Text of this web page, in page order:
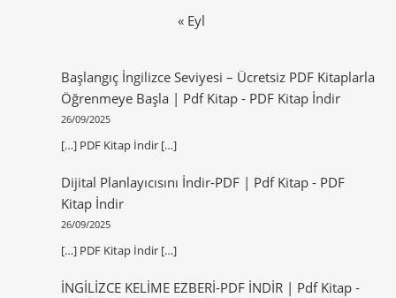
« Eyl
Başlangıç İngilizce Seviyesi – Ücretsiz PDF Kitaplarla
Öğrenmeye Başla | Pdf Kitap- PDF Kitap İndir
26/09/2025
[…] PDF Kitap İndir […]
Dijital Planlayıcısını İndir-PDF | Pdf Kitap- PDF
Kitap İndir
26/09/2025
[…] PDF Kitap İndir […]
İNGİLİZCE KELİME EZBERİ-PDF İNDİR | Pdf Kitap-